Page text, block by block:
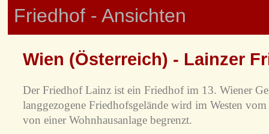
Friedhof - Ansichten
Wien (Österreich) - Lainzer
Der Friedhof Lainz ist ein Friedhof im 13. Wiener
langgezogene Friedhofsgelände wird im Westen
von einer Wohnhausanlage begrenzt.